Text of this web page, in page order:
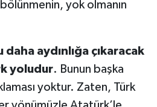
yok olmanın
daha aydınlığa çıkaracak
yoludur. Bunun başka
yoktur. Zaten, Türk